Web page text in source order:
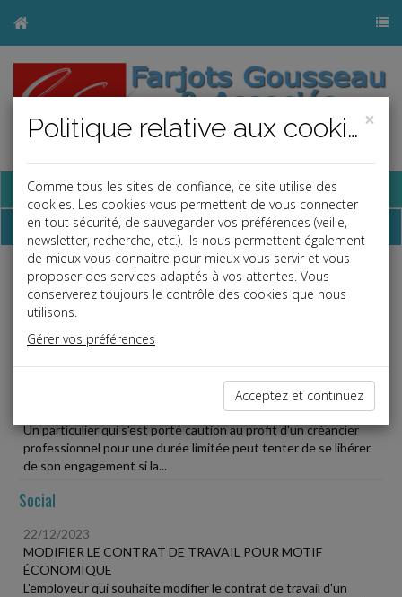
Base documentaire
Dépêches
Liste des dernières dépêches
Vie des affaires
MENTION MANUSCRITE D'UN CAUTIONNEMENT À DURÉE
Un particulier qui s'est porté caution au profit d'un créancier
professionnel pour une durée limitée peut tenter de se libérer
de son engagement si la...
Social
22/12/2023
MODIFIER LE CONTRAT DE TRAVAIL POUR MOTIF
ÉCONOMIQUE
L'employeur qui souhaite modifier le contrat de travail d'un
×
Politique relative aux cookies
Comme tous les sites de confiance, ce site utilise des
cookies. Les cookies vous permettent de vous connecter
en tout sécurité, de sauvegarder vos préférences (veille,
newsletter, recherche, etc.). Ils nous permettent également
de mieux vous connaitre pour mieux vous servir et vous
proposer des services adaptés à vos attentes. Vous
conserverez toujours le contrôle des cookies que nous
utilisons.
Gérer vos préférences
Acceptez et continuez